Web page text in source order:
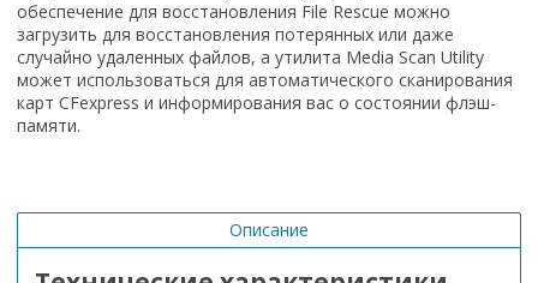
обеспечение для восстановления File Rescue можно
загрузить для восстановления потерянных или даже
случайно удаленных файлов, а утилита Media Scan Utility
может использоваться для автоматического сканирования
карт CFexpress и информирования вас о состоянии флэш-
памяти.
Описание